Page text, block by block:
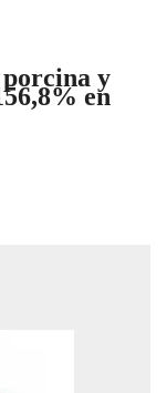
porcina y
en